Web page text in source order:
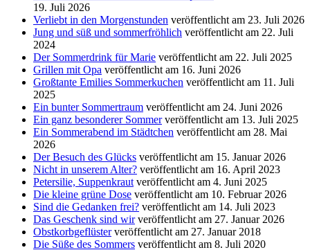
19. Juli 2026
Verliebt in den Morgenstunden veröffentlicht am 23. Juli 2026
Jung und süß und sommerfröhlich veröffentlicht am 22. Juli
2024
Der Sommerdrink für Marie veröffentlicht am 22. Juli 2025
Grillen mit Opa veröffentlicht am 16. Juni 2026
Großtante Emilies Sommerkuchen veröffentlicht am 11. Juli
2025
Ein bunter Sommertraum veröffentlicht am 24. Juni 2026
Ein ganz besonderer Sommer veröffentlicht am 13. Juli 2025
Ein Sommerabend im Städtchen veröffentlicht am 28. Mai
2026
Der Besuch des Glücks veröffentlicht am 15. Januar 2026
Nicht in unserem Alter? veröffentlicht am 16. April 2023
Petersilie, Suppenkraut veröffentlicht am 4. Juni 2025
Die kleine grüne Dose veröffentlicht am 10. Februar 2026
Sind die Gedanken frei? veröffentlicht am 14. Juli 2023
Das Geschenk sind wir veröffentlicht am 27. Januar 2026
Obstkorbgeflüster veröffentlicht am 27. Januar 2018
Die Süße des Sommers veröffentlicht am 8. Juli 2020